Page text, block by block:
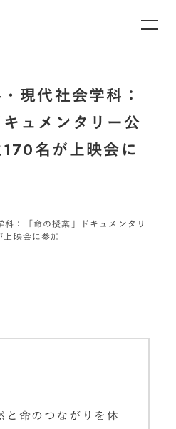
現代社会学科：
キュメンタリー公
名が上映会に
科：「命の授業」ドキュメンタリ
映会に参加
と命のつながりを体